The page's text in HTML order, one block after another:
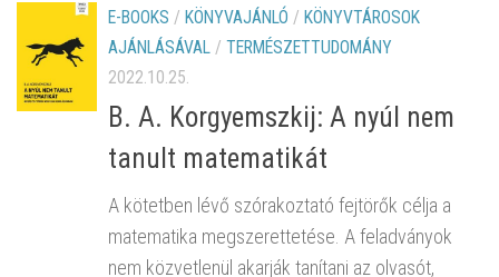
E-BOOKS / KÖNYVAJÁNLÓ / KÖNYVTÁROSOK
AJÁNLÁSÁVAL / TERMÉSZETTUDOMÁNY
2022.10.25.
B. A. Korgyemszkij: A nyúl nem
tanult matematikát
A kötetben lévő szórakoztató fejtörők célja a
matematika megszerettetése. A feladványok
nem közvetlenül akarják tanítani az olvasót,